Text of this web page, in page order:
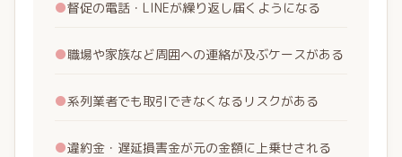
●督促の電話・LINEが繰り返し届くようになる
●職場や家族など周囲への連絡が及ぶケースがある
●系列業者でも取引できなくなるリスクがある
●違約金・遅延損害金が元の金額に上乗せされる